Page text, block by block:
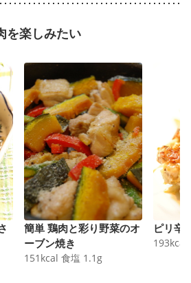
を楽しみたい
簡単 鶏肉と彩り野菜のオ
ーブン焼き
151 kcal 食塩 1.1 g
ピリ辛
193kcal